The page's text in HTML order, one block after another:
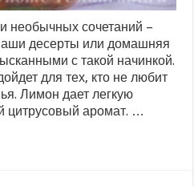
необычных сочетаний –
десерты или домашняя
с такой начинкой.
для тех, кто не любит
Лимон дает легкую
цитрусовый аромат. …